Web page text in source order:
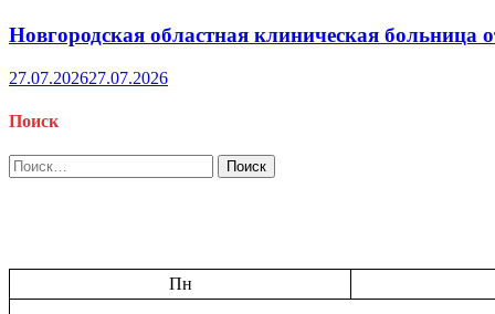
Новгородская областная клиническая больница
27.07.202627.07.2026
Поиск
Найти:
Пн